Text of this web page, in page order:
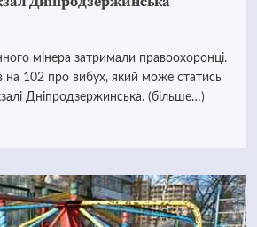
мінера затримали правоохоронці.
102 про вибух, який може статись
Дніпродзержинська. (більше…)